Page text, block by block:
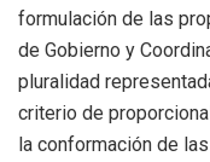
formulación de las
de Gobierno y
pluralidad
criterio de
la conformación de